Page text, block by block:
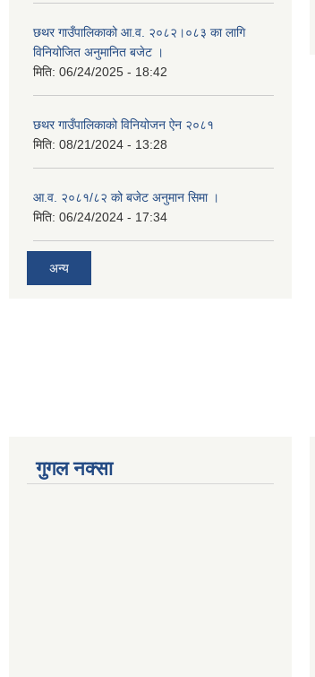
छथर गाउँपालिकाको आ.व. २०८२।०८३ का लागि
विनियोजित अनुमानित बजेट ।
मिति: 06/24/2025 - 18:42
छथर गाउँपालिकाको विनियोजन ऐन २०८१
मिति: 08/21/2024 - 13:28
आ.व. २०८१/८२ को बजेट अनुमान सिमा ।
मिति: 06/24/2024 - 17:34
अन्य
गुगल नक्सा